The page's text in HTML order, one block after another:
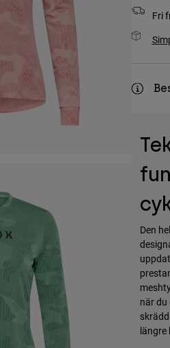
Fri
Den
när du
längre